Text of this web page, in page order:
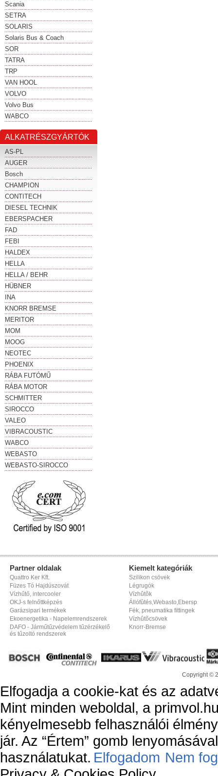
Scania
SETRA
SOLARIS
Solaris Bus & Coach
SOR
TATRA
TRP
VAN HOOL
VOLVO
Volvo Bus
WABCO
ALKATRÉSZGYÁRTÓK
AS-PL
AUGER
Bosch
CHAMPION
CONTITECH
DIESEL TECHNIK
EBERSPACHER
FAD
FEBI
HALDEX
HELLA
HELLA / BEHR
HÜBNER
INA
KNORR BREMSE
MERITOR
MOM
MOOG
NEOTEC
PHOENIX
RÁBA FUTÓMŰ
RÁBA MOTOR
SCHMITTER
SIROCCO
VALEO
VIBRACOUSTIC
WABCO
WEBASTO
WEBASTO-SIROCCO
Partner oldalak
Quattro Ker Kft.
Füzes Tó Hajdúszovát
Vízhűtő, intercooler
OKJ-s felnőttképzés
Garázsipari termékek
Ekoenergetika - Napelemrendszerek
DAFO - Járműtűzvédelem tűzérzékelő
és tűzoltó rendszerek
Kiemelt kategóriák
Szilikon csövek
Légrugók
Vízhûtõk
Állófûtés,Webasto,Ebersp
Fék, pneumatika fittingek
Vízhûtõcsövek
Knorr-Bremse
Copyright ©
Elfogadja a cookie-kat és az
Mint minden weboldal, a
kényelmesebb felhasználói
jár. Az “Értem” gomb
használatukat. Elfogadom Nem